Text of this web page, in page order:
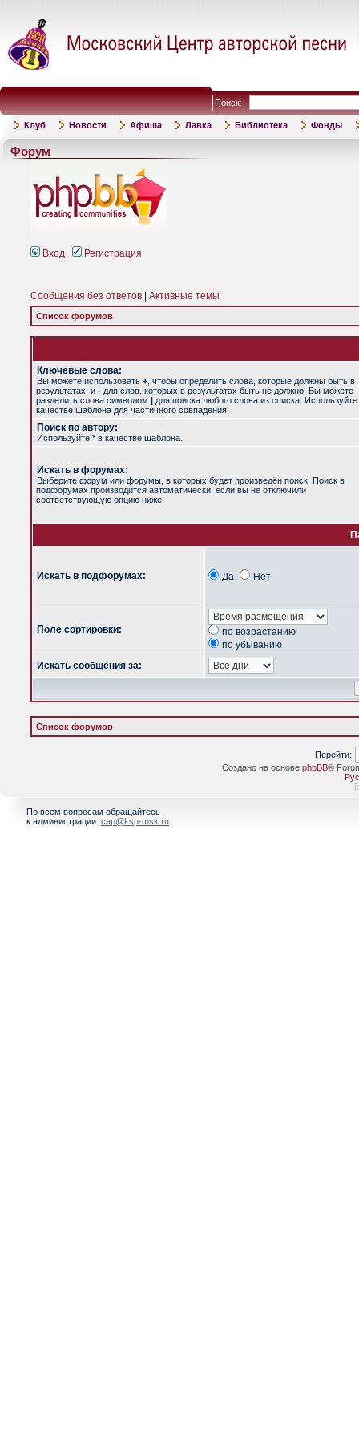
Поиск:
Клуб Новости Афиша Лавка Библиотека Фонды
Форум
Вход Регистрация
Сообщения без ответов Активные темы
Список форумов
Ключевые слова:
Вы можете использовать + , чтобы определить слова, которые должны быть в
результатах, и - для слов, которых в результатах быть не должно. Вы можете
разделить слова символом | для поиска любого слова из списка. Используйте
качестве шаблона для частичного совпадения.
Поиск по автору:
Используйте * в качестве шаблона.
Искать в форумах:
Выберите форум или форумы, в которых будет произведён поиск. Поиск в
подфорумах производится автоматически, если вы не отключили
соответствующую опцию ниже.
Искать в подфорумах: Да Нет
Поле сортировки:
по возрастанию
по убыванию
Искать сообщения за:
Список форумов
Перейти:
Создано на основе phpBB®
[
По всем вопросам обращайтесь
к администрации: cap@ksp-msk.ru